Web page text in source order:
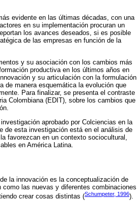
evidente en las últimas décadas, con una
en su implementación procuran un
los avances deseados, si es posible
de las empresas en función de la
y su asociación con los cambios más
productiva en los últimos años en
y su articulación con la formulación
de manera esquemática la evolución que
Para finalizar, se presenta el contraste
Colombiana (EDIT), sobre los cambios que
aprobado por Colciencias en la
de esta investigación está en el análisis de
favorezcan en un contexto sociocultural,
en América Latina.
la innovación es la conceptualización de
las nuevas y diferentes combinaciones
crear cosas distintas (Schumpeter, 1996).